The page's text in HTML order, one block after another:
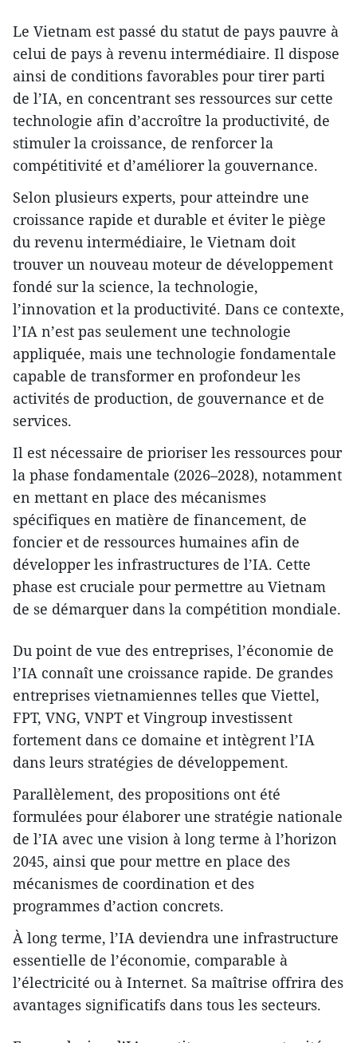
Le Vietnam est passé du statut de pays pauvre à
celui de pays à revenu intermédiaire. Il dispose
ainsi de conditions favorables pour tirer parti
de l’IA, en concentrant ses ressources sur cette
technologie afin d’accroître la productivité, de
stimuler la croissance, de renforcer la
compétitivité et d’améliorer la gouvernance.
Selon plusieurs experts, pour atteindre une
croissance rapide et durable et éviter le piège
du revenu intermédiaire, le Vietnam doit
trouver un nouveau moteur de développement
fondé sur la science, la technologie,
l’innovation et la productivité. Dans ce contexte,
l’IA n’est pas seulement une technologie
appliquée, mais une technologie fondamentale
capable de transformer en profondeur les
activités de production, de gouvernance et de
services.
Il est nécessaire de prioriser les ressources pour
la phase fondamentale (2026–2028), notamment
en mettant en place des mécanismes
spécifiques en matière de financement, de
foncier et de ressources humaines afin de
développer les infrastructures de l’IA. Cette
phase est cruciale pour permettre au Vietnam
de se démarquer dans la compétition mondiale.
Du point de vue des entreprises, l’économie de
l’IA connaît une croissance rapide. De grandes
entreprises vietnamiennes telles que Viettel,
FPT, VNG, VNPT et Vingroup investissent
fortement dans ce domaine et intègrent l’IA
dans leurs stratégies de développement.
Parallèlement, des propositions ont été
formulées pour élaborer une stratégie nationale
de l’IA avec une vision à long terme à l’horizon
2045, ainsi que pour mettre en place des
mécanismes de coordination et des
programmes d’action concrets.
À long terme, l’IA deviendra une infrastructure
essentielle de l’économie, comparable à
l’électricité ou à Internet. Sa maîtrise offrira des
avantages significatifs dans tous les secteurs.